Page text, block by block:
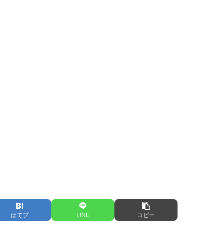
はてブ LINE コピー